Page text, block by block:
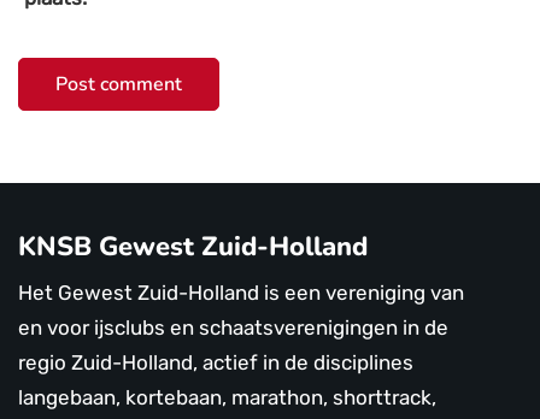
KNSB Gewest Zuid-Holland
Het Gewest Zuid-Holland is een vereniging van
en voor ijsclubs en schaatsverenigingen in de
regio Zuid-Holland, actief in de disciplines
langebaan, kortebaan, marathon, shorttrack,